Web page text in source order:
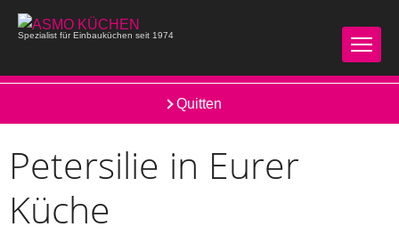
Spezialist für Einbauküchen seit 1974
Quitten
Petersilie in Eurer
Küche